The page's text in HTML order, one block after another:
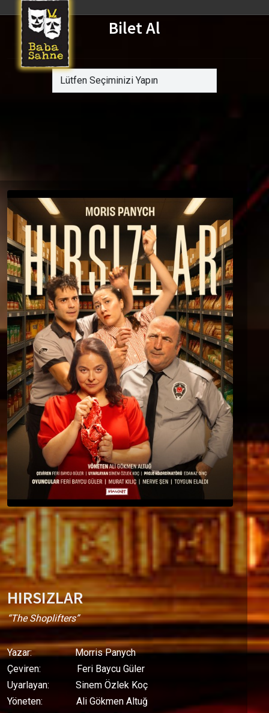
Bilet Al
HIRSIZLAR
“The Shoplifters”
Yazar: Morris Panych
Çeviren: Feri Baycu Güler
Uyarlayan: Sinem Özlek Koç
Yöneten: Ali Gökmen Altuğ